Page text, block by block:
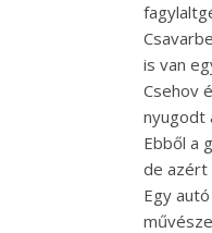
is van
Csehov
nyugodt
Ebből a
de azért
Egy